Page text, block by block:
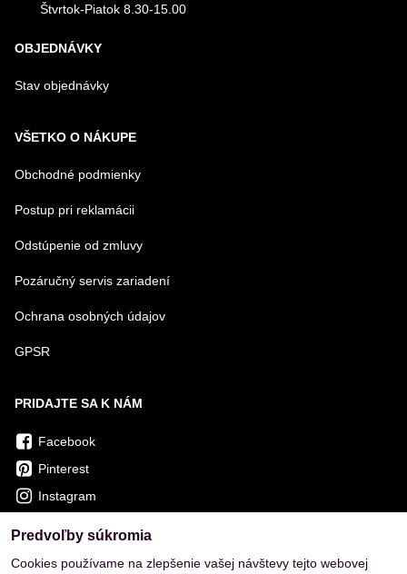
Štvrtok-Piatok 8.30-15.00
OBJEDNÁVKY
Stav objednávky
VŠETKO O NÁKUPE
Obchodné podmienky
Postup pri reklamácii
Odstúpenie od zmluvy
Pozáručný servis zariadení
Ochrana osobných údajov
GPSR
PRIDAJTE SA K NÁM
Facebook
Pinterest
Instagram
Predvoľby súkromia
Cookies používame na zlepšenie vašej návštevy tejto webovej